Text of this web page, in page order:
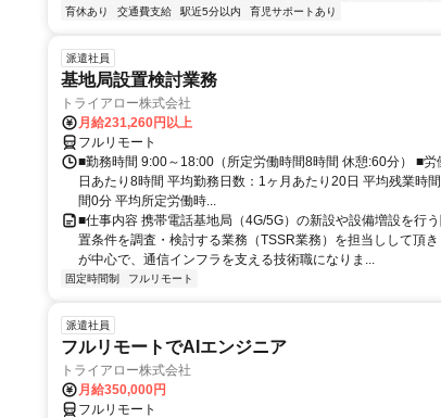
育休あり
交通費支給 駅近5分以内 育児サポートあり
派遣社員
基地局設置検討業務
トライアロー株式会社
月給231,260円以上
フルリモート
■勤務時間 9:00～18:00（所定労働時間8時間 休憩:60分） ■労
日あたり8時間 平均勤務日数：1ヶ月あたり20日 平均残業時
間0分 平均所定労働時...
■仕事内容 携帯電話基地局（4G/5G）の新設や設備増設を行
置条件を調査・検討する業務（TSSR業務）を担当しして頂
が中心で、通信インフラを支える技術職になりま...
固定時間制 フルリモート
派遣社員
フルリモートでAIエンジニア
トライアロー株式会社
月給350,000円
フルリモート